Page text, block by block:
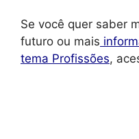
Se você quer saber
futuro ou mais
tema Profissões,